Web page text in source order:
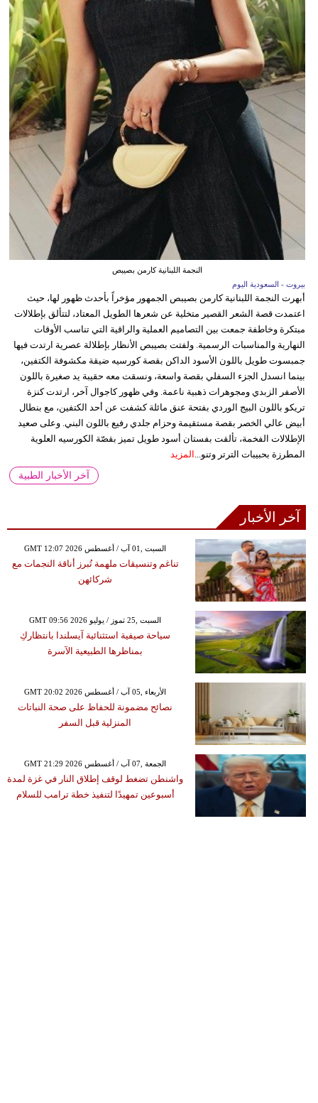
النجمة اللبنانية كارمن بصيبص
بيروت - السعودية اليوم
أبهرت النجمة اللبنانية كارمن بصيبص الجمهور مؤخراً بأحدث ظهور لها، حيث
اعتمدت قصة الشعر القصير متخلية عن شعرها الطويل المعتاد، لتتألق بإطلالات
مبتكرة وخاطفة جمعت بين التصاميم العملية والراقية التي تناسب الأوقات
النهارية والمناسبات الرسمية. ولفتت بصيبص الأنظار بإطلالة عصرية ارتدت فيها
جمبسوت طويل باللون الأسود الداكن بقصة كورسيه ضيقة مكشوفة الكتفين،
بينما انسدل الجزء السفلي بقصة واسعة، ونسقت معه حقيبة يد صغيرة باللون
الأصفر الزبدي ومجوهرات ذهبية ناعمة. وفي ظهور كاجوال آخر، ارتدت كنزة
تريكو باللون البيج الوردي بفتحة عنق مائلة كشفت عن أحد الكتفين، مع بنطال
أبيض عالي الخصر بقصة مستقيمة وحزام جلدي رفيع باللون البني. وعلى صعيد
الإطلالات الفخمة، تألقت بفستان أسود طويل تميز بقصّة الكورسيه العلوية
المطرزة بحبيبات الترتر وتنو... المزيد
آخر الأخبار الطبية
آخر الأخبار
GMT 12:07 2026 السبت ,01 آب / أغسطس
تناغم وتنسيقات ملهمة تُبرز أناقة النجمات مع
شركائهن
GMT 09:56 2026 السبت ,25 تموز / يوليو
سياحة صيفية استثنائية آيسلندا بانتظاركِ
بمناظرها الطبيعية الآسرة
GMT 20:02 2026 الأربعاء ,05 آب / أغسطس
نصائح مضمونة للحفاظ على صحة النباتات
المنزلية قبل السفر
GMT 21:29 2026 الجمعة ,07 آب / أغسطس
واشنطن تضغط لوقف إطلاق النار في غزة لمدة
أسبوعين تمهيدًا لتنفيذ خطة ترامب للسلام